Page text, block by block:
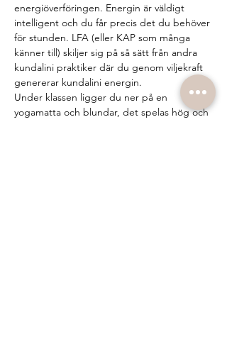
energiöverföringen. Energin är väldigt
intelligent och du får precis det du behöver
för stunden. LFA (eller KAP som många
känner till) skiljer sig på så sätt från andra
kundalini praktiker där du genom viljekraft
genererar kundalini energin.
Under klassen ligger du ner på en
yogamatta och blundar, det spelas hög och